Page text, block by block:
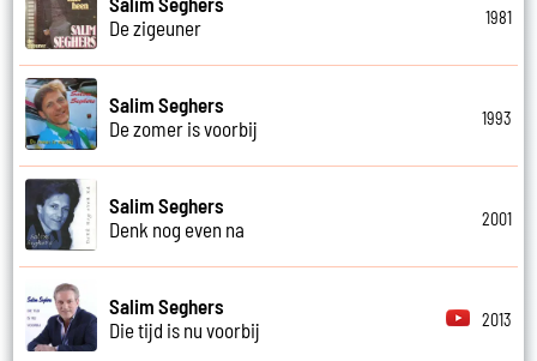
De zigeuner
1981
Salim Seghers
De zomer is voorbij
1993
Salim Seghers
Denk nog even na
2001
Salim Seghers
Die tijd is nu voorbij
2013